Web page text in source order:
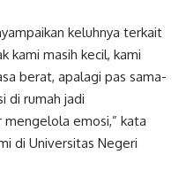
keluhnya terkait
kami masih kecil, kami
berat, apalagi pas sama-
di rumah jadi
emosi,” kata
di Universitas Negeri